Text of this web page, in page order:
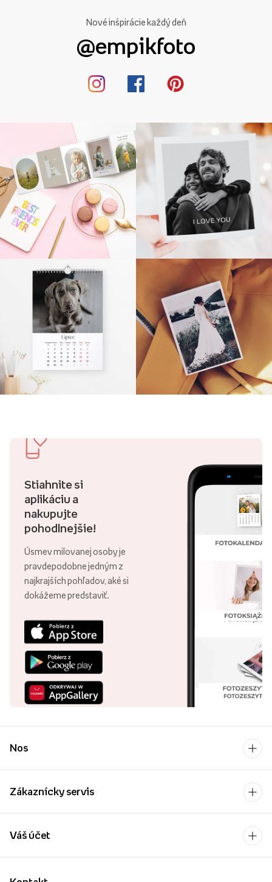
Nové inšpirácie každý deň
@empikfoto
Stiahnite si
aplikáciu a
nakupujte
pohodlnejšie!
Úsmev milovanej osoby je
pravdepodobne jedným z
najkrajších pohľadov, aké si
dokážeme predstaviť.
Nos
Zákaznícky servis
Váš účet